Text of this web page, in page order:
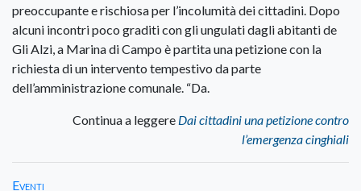
preoccupante e rischiosa per l’incolumità dei cittadini. Dopo
alcuni incontri poco graditi con gli ungulati dagli abitanti de
Gli Alzi, a Marina di Campo è partita una petizione con la
richiesta di un intervento tempestivo da parte
dell’amministrazione comunale. “Da.
Continua a leggere Dai cittadini una petizione contro
l’emergenza cinghiali
Eventi